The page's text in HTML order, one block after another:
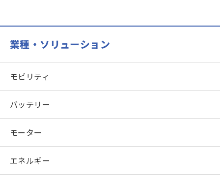
業種・ソリューション
モビリティ
バッテリー
モーター
エネルギー